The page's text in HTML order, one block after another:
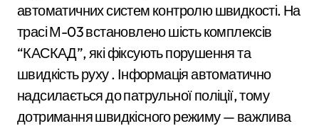
автоматичних систем контролю швидкості. На
трасі М-03 встановлено шість комплексів
“КАСКАД”, які фіксують порушення та
швидкість руху . Інформація автоматично
надсилається до патрульної поліції, тому
дотримання швидкісного режиму — важлива